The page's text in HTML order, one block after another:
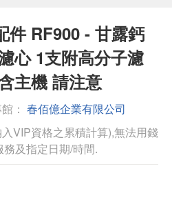
件 RF900 - 甘露鈣
心 1支附高分子濾
主機 請注意
： 春佰億企業有限公司
VIP資格之累積計算),無法用錢
及指定日期/時間.